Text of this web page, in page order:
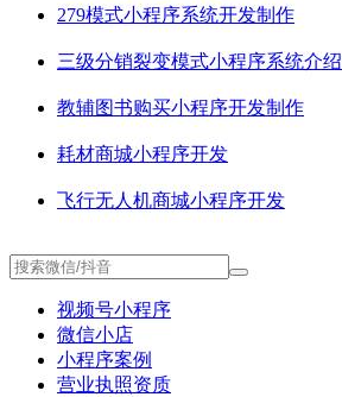
279模式小程序系统开发制作
三级分销裂变模式小程序系统介绍
教辅图书购买小程序开发制作
耗材商城小程序开发
飞行无人机商城小程序开发
视频号小程序
微信小店
小程序案例
营业执照资质